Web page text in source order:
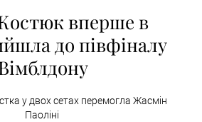
вперше в
до півфіналу
у двох сетах перемогла Жасмін
Паоліні